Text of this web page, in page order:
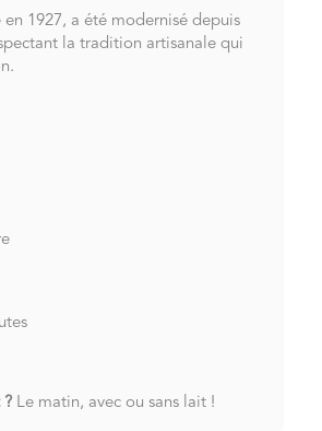
1927, a été modernisé depuis
la tradition artisanale qui
? Le matin, avec ou sans lait !